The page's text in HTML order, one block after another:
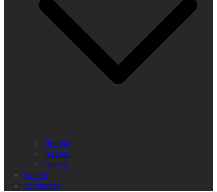
Cinema
Festival
Teatro
Videos
Contactos